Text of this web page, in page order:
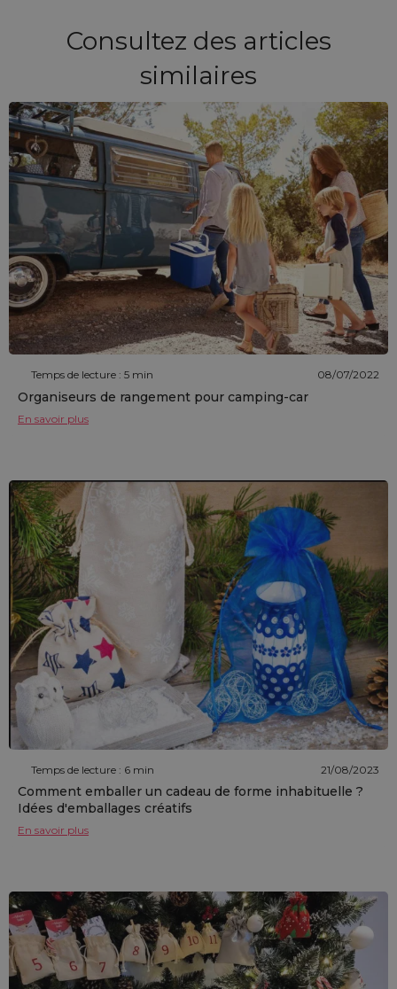
Consultez des articles
similaires
Temps de lecture : 5 min 08/07/2022
Organiseurs de rangement pour camping-car
En savoir plus
Temps de lecture : 6 min 21/08/2023
Comment emballer un cadeau de forme inhabituelle ?
Idées d'emballages créatifs
En savoir plus